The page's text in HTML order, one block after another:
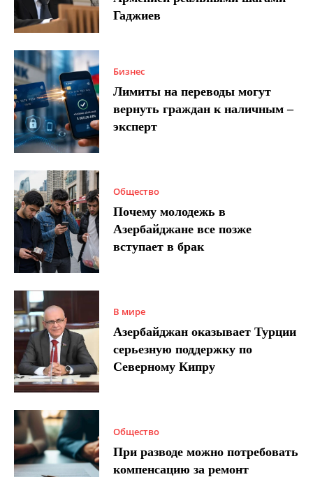
Гаджиев
Бизнес
Лимиты на переводы могут
вернуть граждан к наличным –
эксперт
Общество
Почему молодежь в
Азербайджане все позже
вступает в брак
В мире
Азербайджан оказывает Турции
серьезную поддержку по
Северному Кипру
Общество
При разводе можно потребовать
компенсацию за ремонт